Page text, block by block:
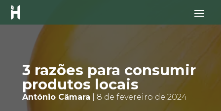
3 razões para consumir
produtos locais
António Câmara | 8 de fevereiro de 2024